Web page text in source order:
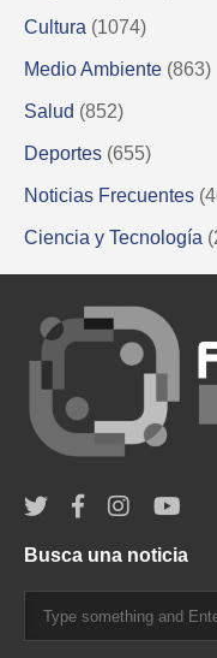
Cultura (1074)
Medio Ambiente (863)
Salud (852)
Deportes (655)
Noticias Frecuentes
Ciencia y Tecnología
Busca una noticia